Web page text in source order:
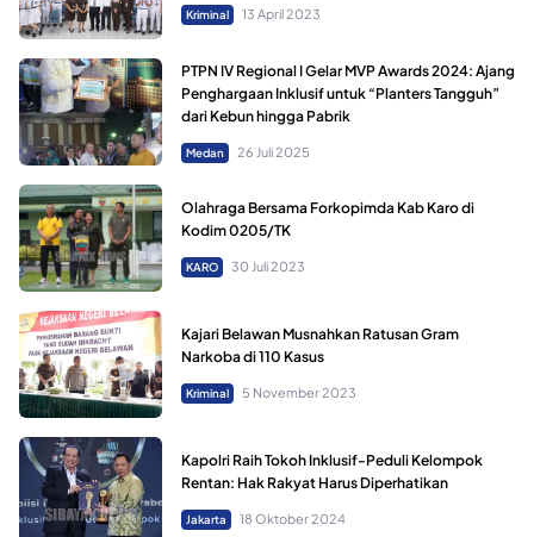
Kriminal 13 April 2023
PTPN IV Regional I Gelar MVP Awards 2024: Ajang
Penghargaan Inklusif untuk “Planters Tangguh”
dari Kebun hingga Pabrik
Medan 26 Juli 2025
Olahraga Bersama Forkopimda Kab Karo di
Kodim 0205/TK
KARO 30 Juli 2023
Kajari Belawan Musnahkan Ratusan Gram
Narkoba di 110 Kasus
Kriminal 5 November 2023
Kapolri Raih Tokoh Inklusif-Peduli Kelompok
Rentan: Hak Rakyat Harus Diperhatikan
Jakarta 18 Oktober 2024